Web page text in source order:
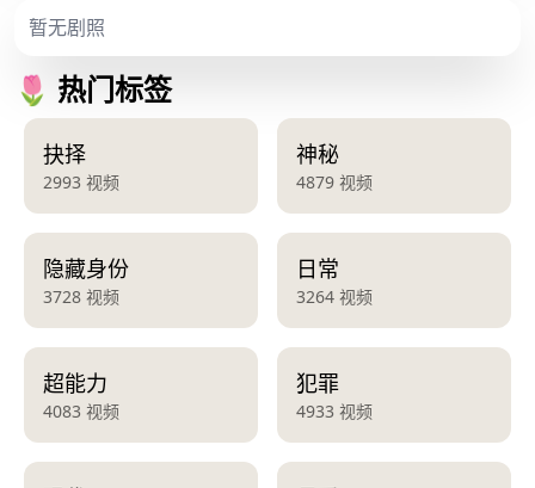
暂无剧照
🌷 热门标签
抉择
2993 视频
神秘
4879 视频
隐藏身份
3728 视频
日常
3264 视频
超能力
4083 视频
犯罪
4933 视频